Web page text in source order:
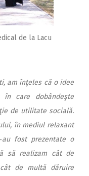
de la Lacu
am înţeles că o idee
care dobândeşte
de utilitate socială.
în mediul relaxant
fost prezentate o
să realizam cât de
de multă dăruire